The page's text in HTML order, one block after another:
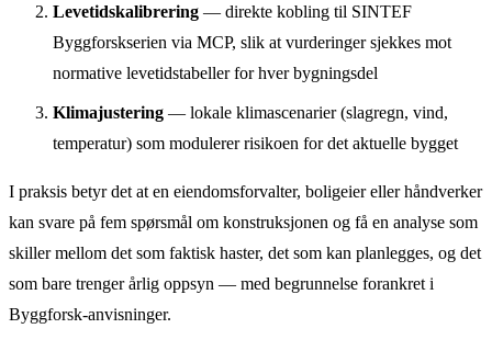
Levetidskalibrering — direkte kobling til SINTEF
Byggforskserien via MCP, slik at vurderinger sjekkes mot
normative levetidstabeller for hver bygningsdel
Klimajustering — lokale klimascenarier (slagregn, vind,
temperatur) som modulerer risikoen for det aktuelle bygget
I praksis betyr det at en eiendomsforvalter, boligeier eller håndverker
kan svare på fem spørsmål om konstruksjonen og få en analyse som
skiller mellom det som faktisk haster, det som kan planlegges, og det
som bare trenger årlig oppsyn — med begrunnelse forankret i
Byggforsk-anvisninger.